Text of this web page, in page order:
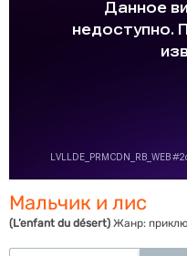
Мальчик и лис
(L’enfant du désert) Жанр: